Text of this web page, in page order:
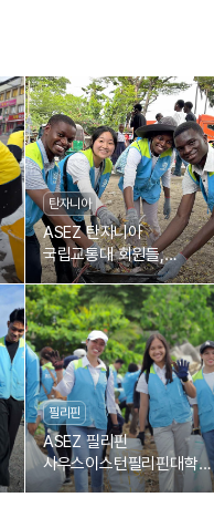
탄자니아
ASEZ 탄자니아
국립교통대 회원들,
거리정화로 깨끗한
지역환경 조성에 일조
필리핀
ASEZ 필리핀
사우스이스턴필리핀대학교
회원들, 타복 해안